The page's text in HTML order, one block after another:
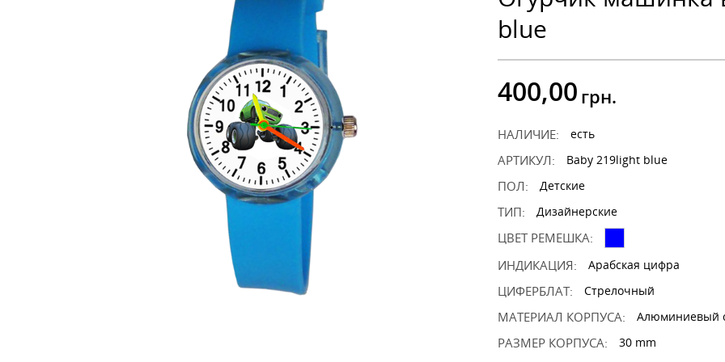
ЧАСЫ
blue
400,00 грн.
НАЛИЧИЕ: есть
АРТИКУЛ: Baby 219light blue
ПОЛ: Детские
ТИП: Дизайнерские
ЦВЕТ РЕМЕШКА:
ИНДИКАЦИЯ:
Арабская цифра
ЦИФЕРБЛАТ: Стрелочный
МАТЕРИАЛ КОРПУСА: Алюминиевый
РАЗМЕР КОРПУСА: 30 mm